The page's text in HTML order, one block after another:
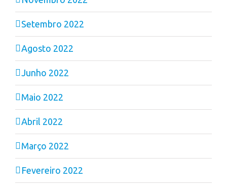
Setembro 2022
Agosto 2022
Junho 2022
Maio 2022
Abril 2022
Março 2022
Fevereiro 2022